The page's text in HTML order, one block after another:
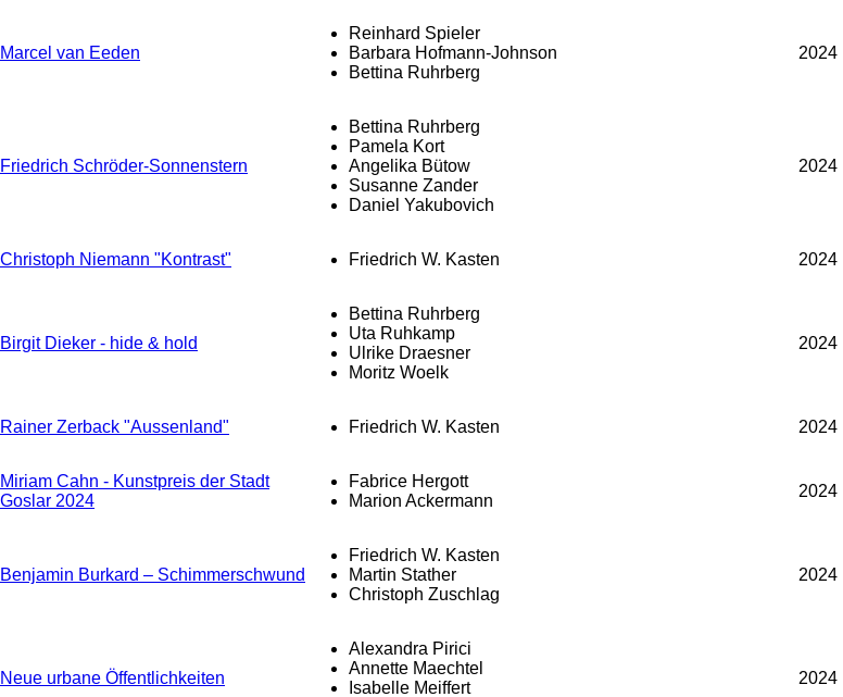
Marcel van Eeden
Reinhard Spieler
Barbara Hofmann-Johnson
Bettina Ruhrberg
2024
Friedrich Schröder-Sonnenstern
Bettina Ruhrberg
Pamela Kort
Angelika Bütow
Susanne Zander
Daniel Yakubovich
2024
Christoph Niemann "Kontrast" Friedrich W. Kasten 2024
Birgit Dieker - hide & hold
Bettina Ruhrberg
Uta Ruhkamp
Ulrike Draesner
Moritz Woelk
2024
Rainer Zerback "Aussenland" Friedrich W. Kasten 2024
Miriam Cahn - Kunstpreis der Stadt
Goslar 2024
Fabrice Hergott
Marion Ackermann
2024
Benjamin Burkard – Schimmerschwund
Friedrich W. Kasten
Martin Stather
Christoph Zuschlag
2024
Neue urbane Öffentlichkeiten
Alexandra Pirici
Annette Maechtel
Isabelle Meiffert
2024